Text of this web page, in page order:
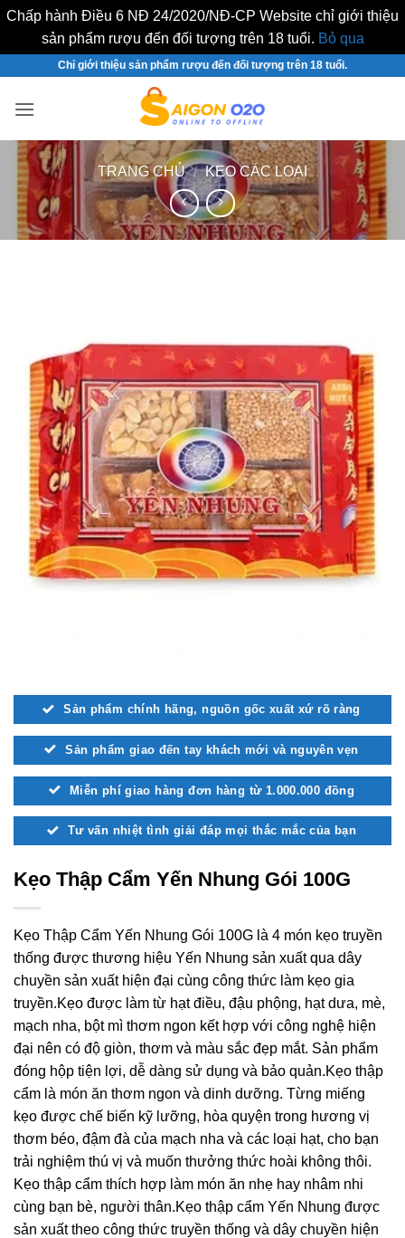
Chấp hành Điều 6 NĐ 24/2020/NĐ-CP Website chỉ giới thiệu
sản phẩm rượu đến đối tượng trên 18 tuổi. Bỏ qua
nội
Chỉ giới thiệu sản phẩm rượu đến đối tượng trên 18 tuổi.
TRANG CHỦ / KẸO CÁC LOẠI
Sản phẩm chính hãng, nguồn gốc xuất xứ rõ ràng
Sản phẩm giao đến tay khách mới và nguyên vẹn
Miễn phí giao hàng đơn hàng từ 1.000.000 đồng
Tư vấn nhiệt tình giải đáp mọi thắc mắc của bạn
Kẹo Thập Cẩm Yến Nhung Gói 100G
Kẹo Thập Cẩm Yến Nhung Gói 100G là 4 món kẹo truyền
thống được thương hiệu Yến Nhung sản xuất qua dây
chuyền sản xuất hiện đại cùng công thức làm kẹo gia
truyền.Kẹo được làm từ hạt điều, đậu phộng, hạt dưa, mè,
mạch nha, bột mì thơm ngon kết hợp với công nghệ hiện
đại nên có độ giòn, thơm và màu sắc đẹp mắt. Sản phẩm
đóng hộp tiện lợi, dễ dàng sử dụng và bảo quản.Kẹo thập
cẩm là món ăn thơm ngon và dinh dưỡng. Từng miếng
kẹo được chế biến kỹ lưỡng, hòa quyện trong hương vị
thơm béo, đậm đà của mạch nha và các loại hạt, cho bạn
trải nghiệm thú vị và muốn thưởng thức hoài không thôi.
Kẹo thập cẩm thích hợp làm món ăn nhẹ hay nhâm nhi
cùng bạn bè, người thân.Kẹo thập cẩm Yến Nhung được
sản xuất theo công thức truyền thống và dây chuyền hiện